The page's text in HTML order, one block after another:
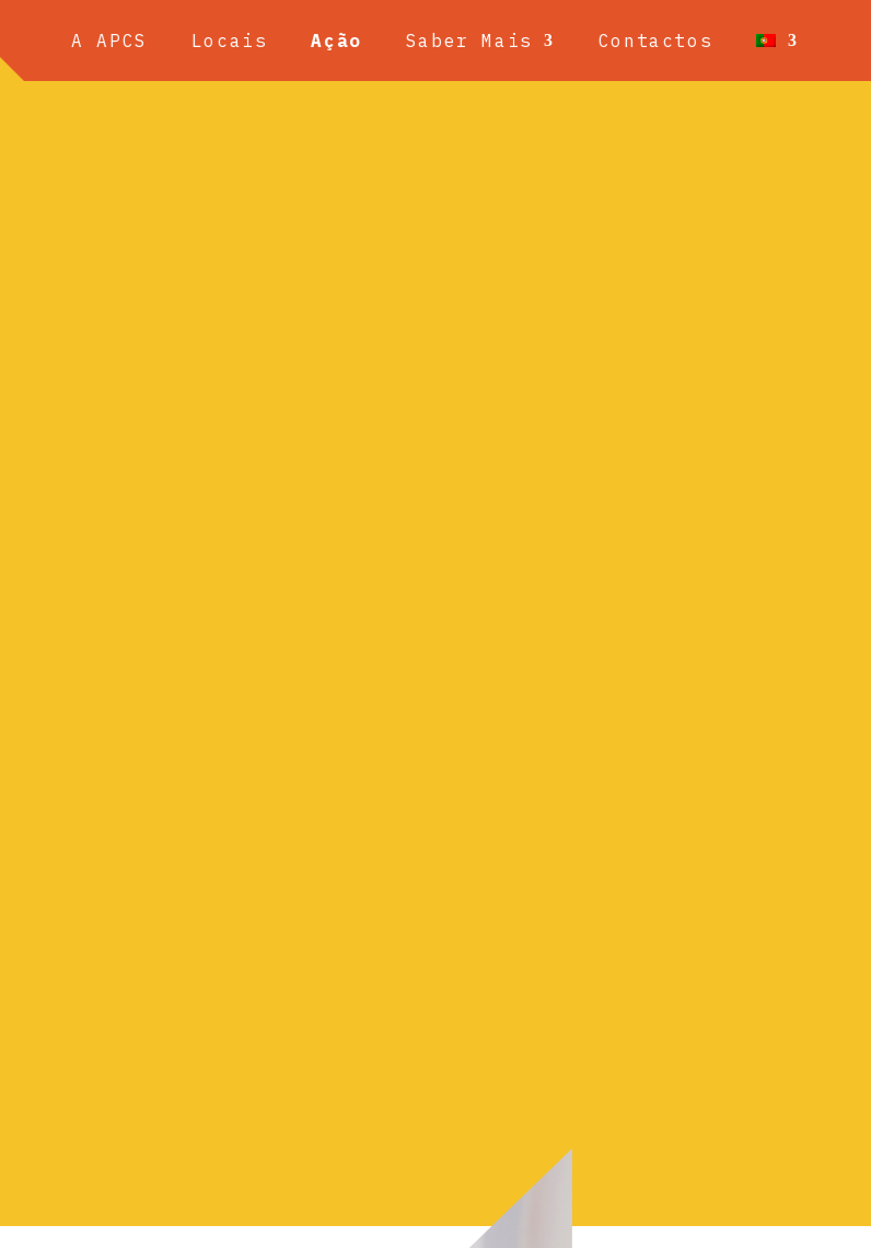
A APCS Locais Ação Saber Mais Contactos